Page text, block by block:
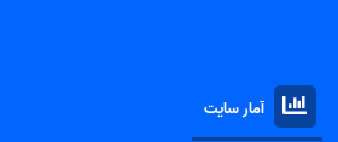
آمار سایت